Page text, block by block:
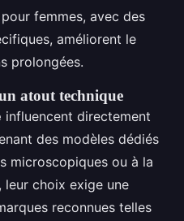
femmes, avec des
améliorent le
prolongées.
atout technique
influencent directement
des modèles dédiés
microscopiques ou à la
leur choix exige une
reconnues telles